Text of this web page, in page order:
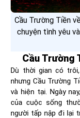
Cầu Trường Tiền
chuyện tình yêu
Cầu Trường
Dù thời gian có
nhưng Cầu Trường
và hiện tại. Ngày
của cuộc sống
người tấp nập đi lại